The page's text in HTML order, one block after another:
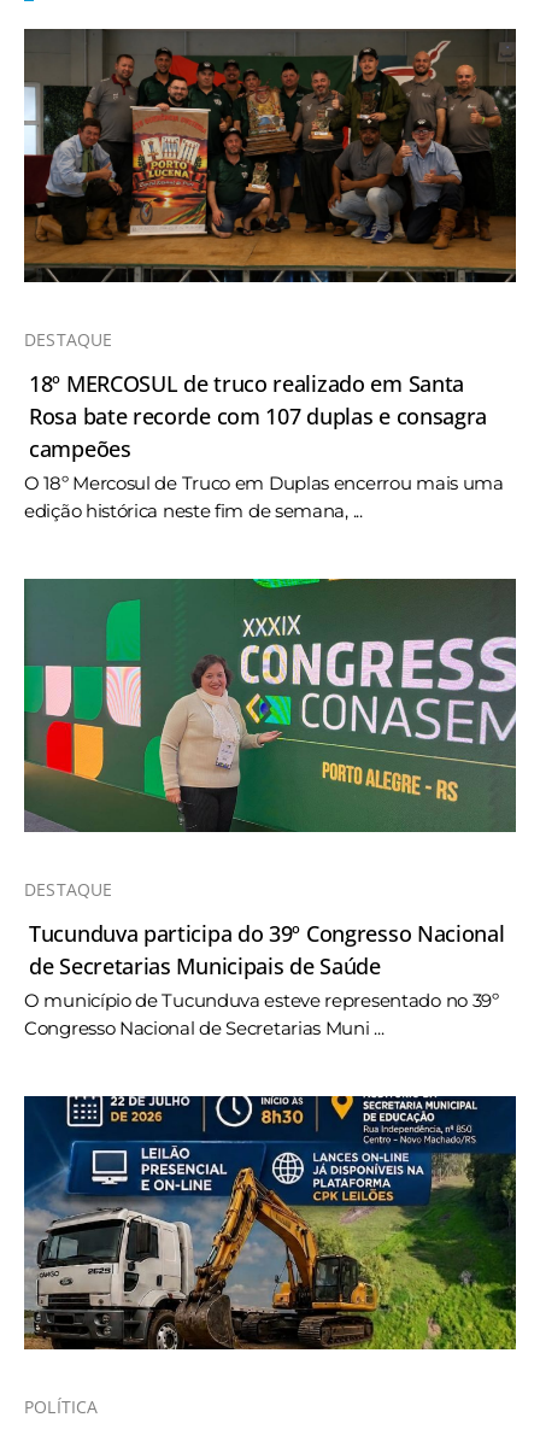
DESTAQUE
18º MERCOSUL de truco realizado em Santa
Rosa bate recorde com 107 duplas e consagra
campeões
O 18º Mercosul de Truco em Duplas encerrou mais uma
edição histórica neste fim de semana, ...
DESTAQUE
Tucunduva participa do 39º Congresso Nacional
de Secretarias Municipais de Saúde
O município de Tucunduva esteve representado no 39º
Congresso Nacional de Secretarias Muni ...
POLÍTICA